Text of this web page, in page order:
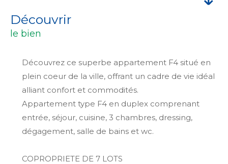
découvrir
le bien
Découvrez ce superbe appartement F4 situé en
plein coeur de la ville, offrant un cadre de vie idéal
alliant confort et commodités.
Appartement type F4 en duplex comprenant
entrée, séjour, cuisine, 3 chambres, dressing,
dégagement, salle de bains et wc.
COPROPRIETE DE 7 LOTS